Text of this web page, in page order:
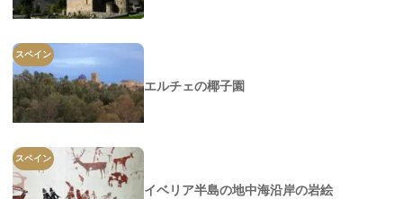
スペイン
エルチェの椰子園
スペイン
イベリア半島の地中海沿岸の岩絵